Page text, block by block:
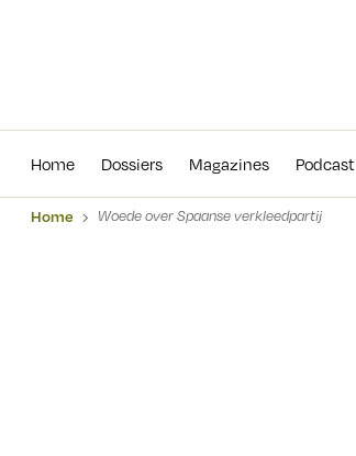
Home Dossiers Magazines Podcast
Home Woede over Spaanse verkleedpartij